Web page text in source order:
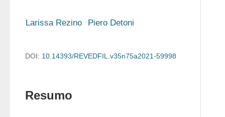
Larissa Rezino Piero Detoni
DOI: 10.14393/REVEDFIL.v35n75a2021-59998
Resumo